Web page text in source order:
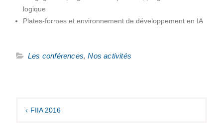
logique
Plates-formes et environnement de développement en IA
Les conférences,Nos activités
de FIIA 2016